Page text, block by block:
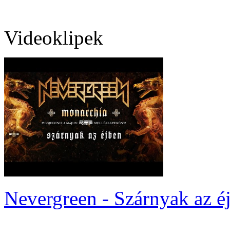
Videoklipek
Nevergreen - Szárnyak az